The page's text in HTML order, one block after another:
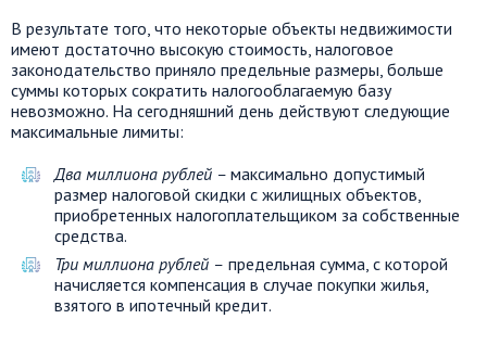
В результате того, что некоторые объекты недвижимости
имеют достаточно высокую стоимость, налоговое
законодательство приняло предельные размеры, больше
суммы которых сократить налогооблагаемую базу
невозможно. На сегодняшний день действуют следующие
максимальные лимиты:
Два миллиона рублей – максимально допустимый
размер налоговой скидки с жилищных объектов,
приобретенных налогоплательщиком за собственные
средства.
Три миллиона рублей – предельная сумма, с которой
начисляется компенсация в случае покупки жилья,
взятого в ипотечный кредит.